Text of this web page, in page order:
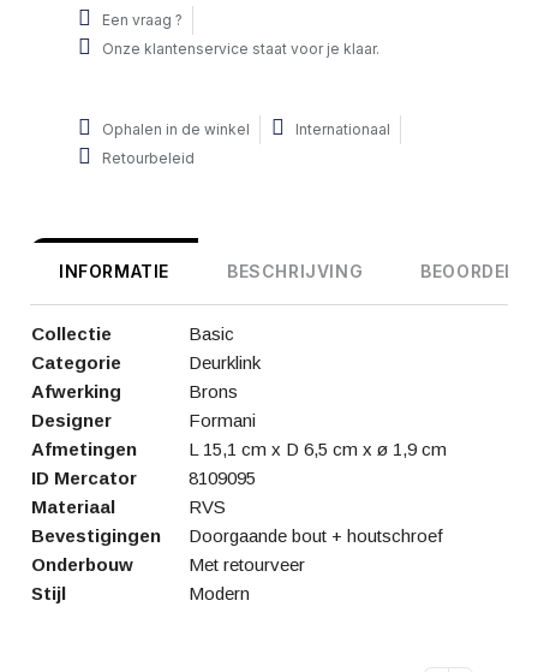
Een vraag ?
Onze klantenservice staat voor je klaar.
Ophalen in de winkel
Internationaal
Retourbeleid
INFORMATIE BESCHRIJVING
Collectie
Basic
Categorie
Deurklink
Afwerking
Brons
Designer
Formani
Afmetingen
L 15,1 cm x D 6,5 cm x ø 1,9 cm
ID Mercator
8109095
Materiaal
RVS
Bevestigingen
Doorgaande bout + houtschroef
Onderbouw
Met retourveer
Stijl
Modern